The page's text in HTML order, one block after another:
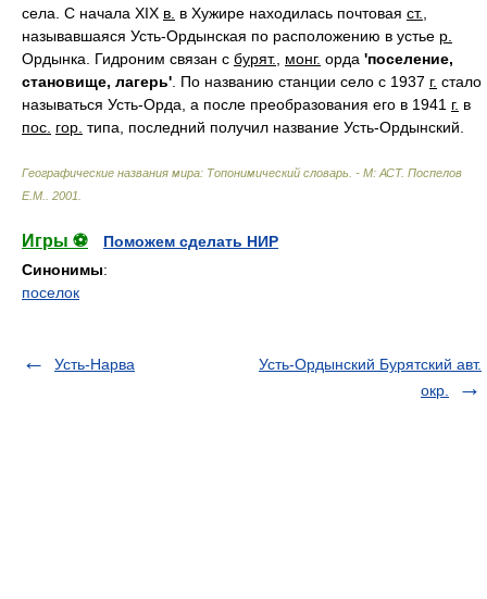
села. С начала XIX в. в Хужире находилась почтовая ст.
называвшаяся Усть-Ордынская по расположению в устье р.
Ордынка. Гидроним связан с бурят. монг. орда 'поселение,
становище, лагерь' . По названию станции село с 1937 г. стало
называться Усть-Орда, а после преобразования его в 1941 г. в
пос. гор. типа, последний получил название Усть-Ордынский.
Географические названия мира: Топонимический словарь. - М: АСТ. Поспелов
Е.М.
2001
Игры ⚽
Поможем сделать НИР
Синонимы:
поселок
Усть-Нарва
Усть-Ордынский Бурятский авт.
окр.